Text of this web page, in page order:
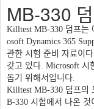
MB-330
Killtest MB-330 덤프는
osoft Dynamics 365
관한 시험 준비 자료이
갖고 있다. Microsoft 시
돕기 위해서입니다.
Killtest MB-330 덤프의
B-330 시험에서 나온